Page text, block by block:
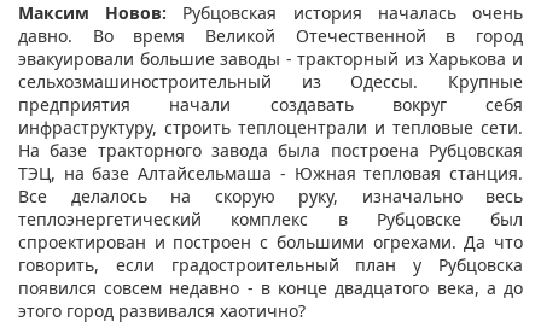
Максим Новов: Рубцовская история началась очень
давно. Во время Великой Отечественной в город
эвакуировали большие заводы - тракторный из Харькова и
сельхозмашиностроительный из Одессы. Крупные
предприятия начали создавать вокруг себя
инфраструктуру, строить теплоцентрали и тепловые сети.
На базе тракторного завода была построена Рубцовская
ТЭЦ, на базе Алтайсельмаша - Южная тепловая станция.
Все делалось на скорую руку, изначально весь
теплоэнергетический комплекс в Рубцовске был
спроектирован и построен с большими огрехами. Да что
говорить, если градостроительный план у Рубцовска
появился совсем недавно - в конце двадцатого века, а до
этого город развивался хаотично?